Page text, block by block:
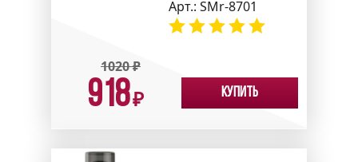
Арт.: SMr-8701
1020₽
918₽ Купить